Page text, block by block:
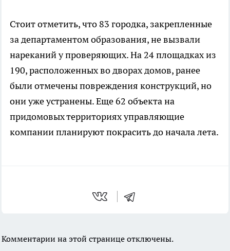
Стоит отметить, что 83 городка, закрепленные
за департаментом образования, не вызвали
нареканий у проверяющих. На 24 площадках из
190, расположенных во дворах домов, ранее
были отмечены повреждения конструкций, но
они уже устранены. Еще 62 объекта на
придомовых территориях управляющие
компании планируют покрасить до начала лета.
Комментарии на этой странице отключены.